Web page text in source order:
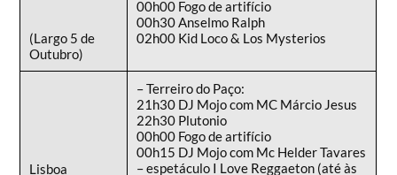
(Largo 5 de
Outubro)
00h00 Fogo de artifício
00h30 Anselmo Ralph
02h00 Kid Loco & Los Mysterios
Lisboa
– Terreiro do Paço:
21h30 DJ Mojo com MC Márcio Jesus
22h30 Plutonio
00h00 Fogo de artifício
00h15 DJ Mojo com Mc Helder Tavares
– espetáculo I Love Reggaeton (até às